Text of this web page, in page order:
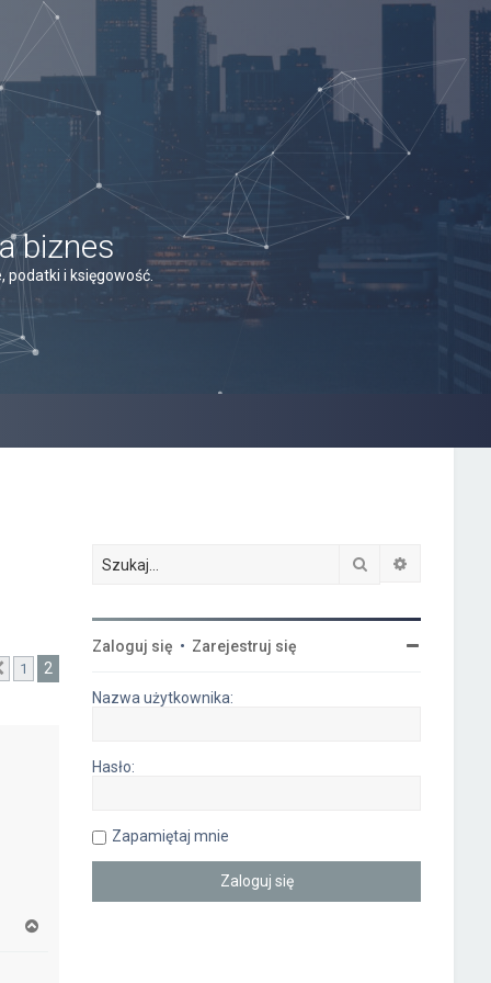
biznes
podatki i księgowość.
Poprzednia
1 2
Szukaj
Zaloguj się • Zarejestruj się
Nazwa użytkownika:
Hasło:
Zapamiętaj mnie